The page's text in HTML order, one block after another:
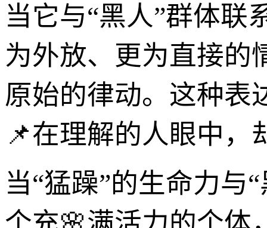
当它与“黑人”群体联
为外放、更为直接的
原始的律动。这种表
📌在理解的人眼中，
当“猛躁”的生命力与